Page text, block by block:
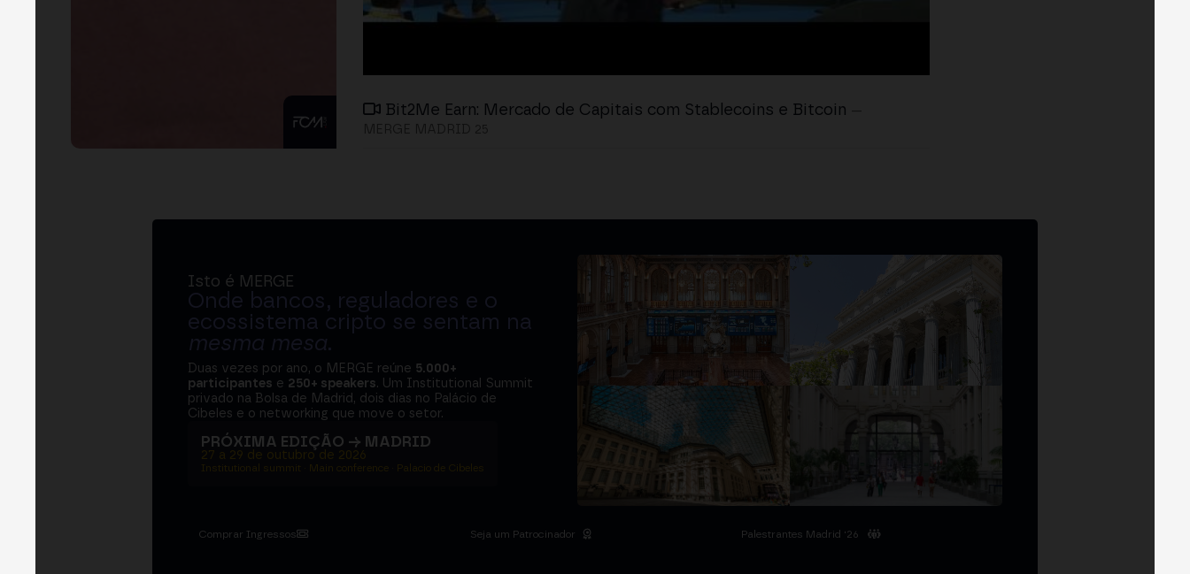
Bit2Me Earn: Mercado de Capitais com Stablecoins e Bitcoin
Isto é MERGE
Onde bancos, reguladores e o
ecossistema cripto se sentam na
mesma mesa.
Duas vezes por ano, o MERGE reúne 5.000+
participantes e 250+ speakers. Um Institutional Summit
privado na Bolsa de Madrid, dois dias no Palácio de
Cibeles e o networking que move o setor.
PRÓXIMA EDIÇÃO → MADRID
27 a 29 de outubro de 2026
Institutional summit · Main conference · Palacio de Cibeles
Comprar Ingressos Seja um Patrocinador Palestrantes Madrid '26